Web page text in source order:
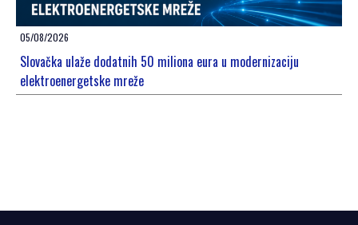
05/08/2026
Slovačka ulaže dodatnih 50 miliona eura u modernizaciju
elektroenergetske mreže